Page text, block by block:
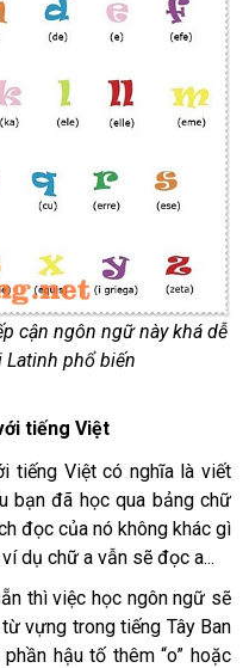
cận ngôn ngữ này khá dễ
Latinh phổ biến
tiếng Việt
tiếng Việt có nghĩa là viết
bạn đã học qua bảng chữ
đọc của nó không khác gì
dụ chữ a vẫn sẽ đọc a...
thì việc học ngôn ngữ sẽ
vựng trong tiếng Tây Ban
hậu tố thêm “o” hoặc